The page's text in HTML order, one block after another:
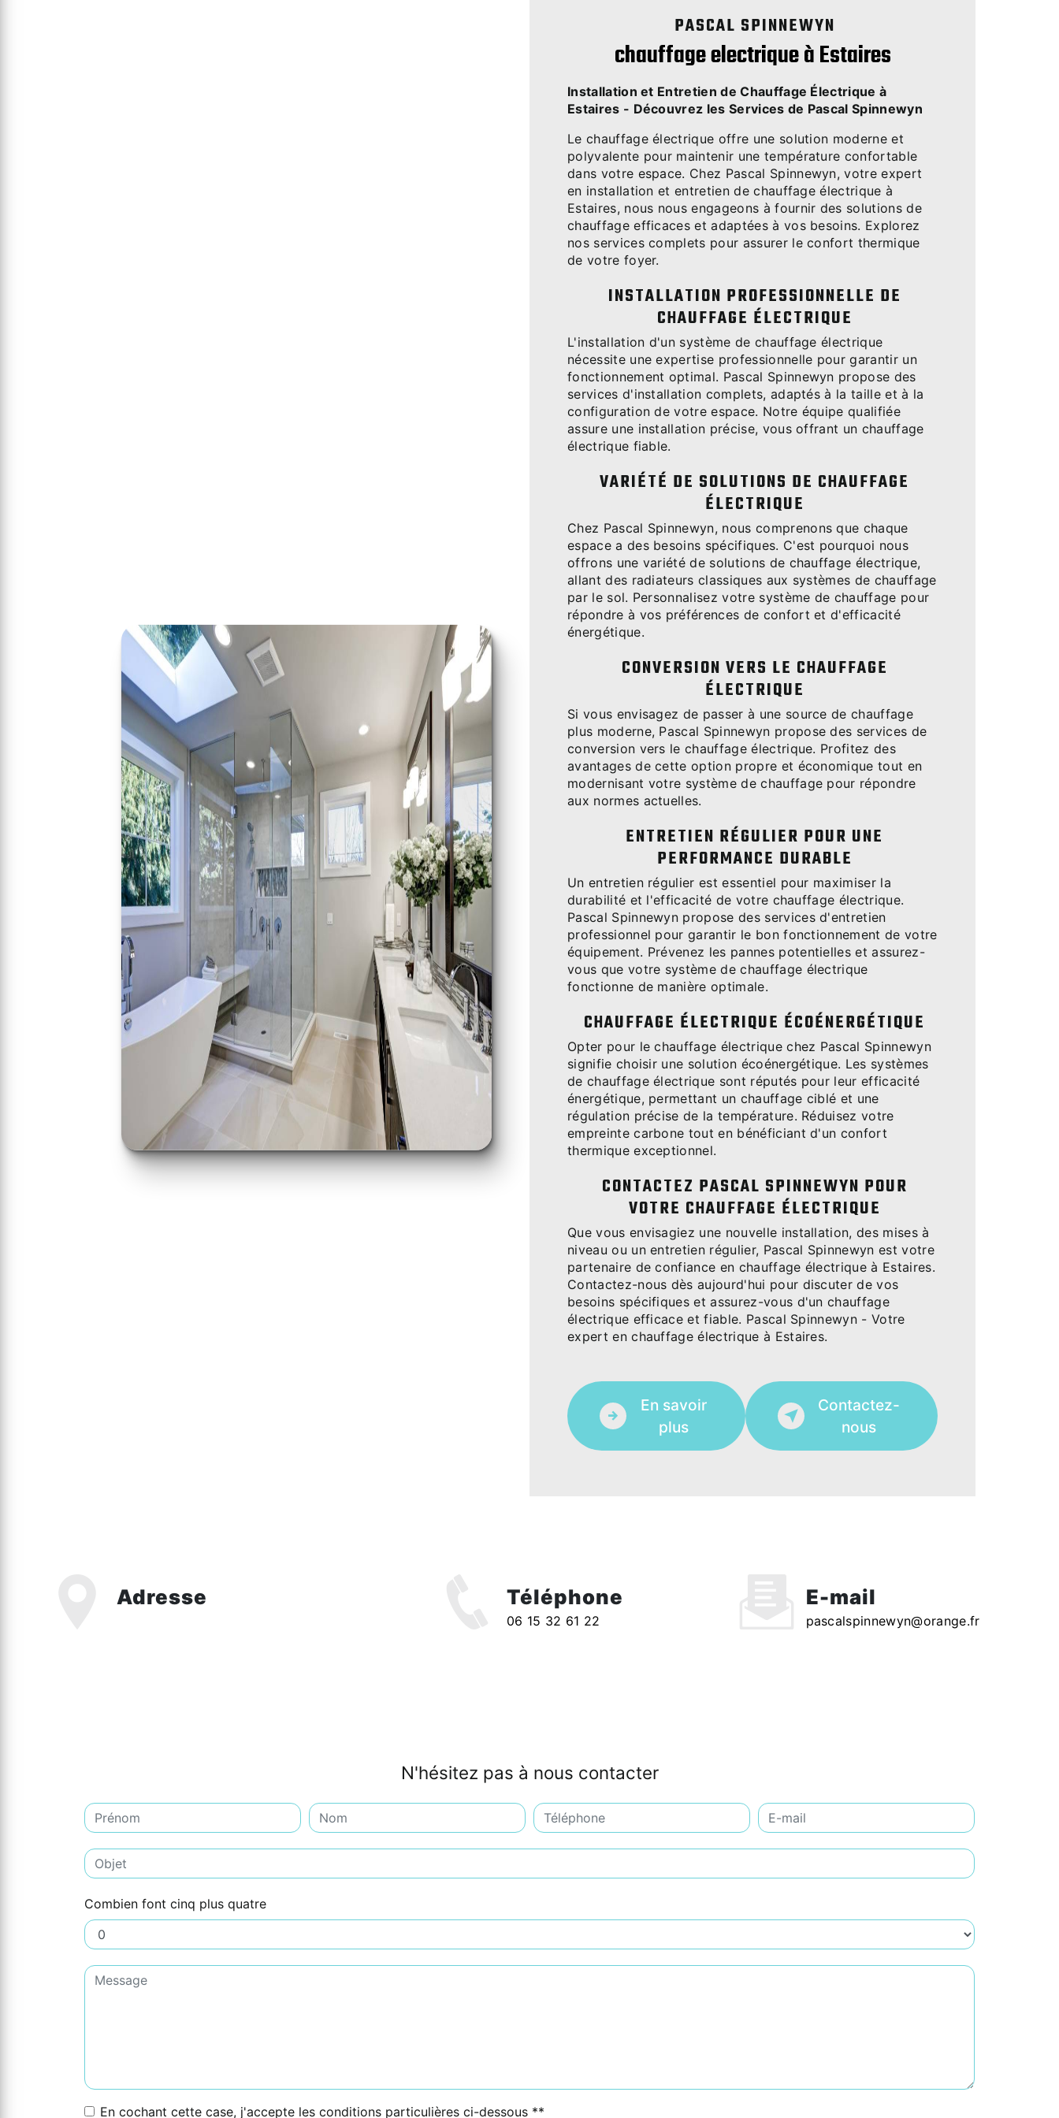
PASCAL SPINNEWYN
chauffage electrique à Estaires
Installation et Entretien de Chauffage Électrique à
Estaires - Découvrez les Services de Pascal Spinnewyn
Le chauffage électrique offre une solution moderne et
polyvalente pour maintenir une température confortable
dans votre espace. Chez Pascal Spinnewyn, votre expert
en installation et entretien de chauffage électrique à
Estaires, nous nous engageons à fournir des solutions de
chauffage efficaces et adaptées à vos besoins. Explorez
nos services complets pour assurer le confort thermique
de votre foyer.
INSTALLATION PROFESSIONNELLE DE
CHAUFFAGE ÉLECTRIQUE
L'installation d'un système de chauffage électrique
nécessite une expertise professionnelle pour garantir un
fonctionnement optimal. Pascal Spinnewyn propose des
services d'installation complets, adaptés à la taille et à la
configuration de votre espace. Notre équipe qualifiée
assure une installation précise, vous offrant un chauffage
électrique fiable.
VARIÉTÉ DE SOLUTIONS DE CHAUFFAGE
ÉLECTRIQUE
Chez Pascal Spinnewyn, nous comprenons que chaque
espace a des besoins spécifiques. C'est pourquoi nous
offrons une variété de solutions de chauffage électrique,
allant des radiateurs classiques aux systèmes de chauffage
par le sol. Personnalisez votre système de chauffage pour
répondre à vos préférences de confort et d'efficacité
énergétique.
CONVERSION VERS LE CHAUFFAGE
ÉLECTRIQUE
Si vous envisagez de passer à une source de chauffage
plus moderne, Pascal Spinnewyn propose des services de
conversion vers le chauffage électrique. Profitez des
avantages de cette option propre et économique tout en
modernisant votre système de chauffage pour répondre
aux normes actuelles.
ENTRETIEN RÉGULIER POUR UNE
PERFORMANCE DURABLE
Un entretien régulier est essentiel pour maximiser la
durabilité et l'efficacité de votre chauffage électrique.
Pascal Spinnewyn propose des services d'entretien
professionnel pour garantir le bon fonctionnement de votre
équipement. Prévenez les pannes potentielles et assurez-
vous que votre système de chauffage électrique
fonctionne de manière optimale.
CHAUFFAGE ÉLECTRIQUE ÉCOÉNERGÉTIQUE
Opter pour le chauffage électrique chez Pascal Spinnewyn
signifie choisir une solution écoénergétique. Les systèmes
de chauffage électrique sont réputés pour leur efficacité
énergétique, permettant un chauffage ciblé et une
régulation précise de la température. Réduisez votre
empreinte carbone tout en bénéficiant d'un confort
thermique exceptionnel.
CONTACTEZ PASCAL SPINNEWYN POUR
VOTRE CHAUFFAGE ÉLECTRIQUE
Que vous envisagiez une nouvelle installation, des mises à
niveau ou un entretien régulier, Pascal Spinnewyn est votre
partenaire de confiance en chauffage électrique à Estaires.
Contactez-nous dès aujourd'hui pour discuter de vos
besoins spécifiques et assurez-vous d'un chauffage
électrique efficace et fiable. Pascal Spinnewyn - Votre
expert en chauffage électrique à Estaires.
En savoir
plus
Contactez-
nous
Adresse Téléphone
06 15 32 61 22
E-mail
pascalspinnewyn@orange.fr
N'hésitez pas à nous contacter
Combien font cinq plus quatre
En cochant cette case, j'accepte les conditions particulières ci-dessous **